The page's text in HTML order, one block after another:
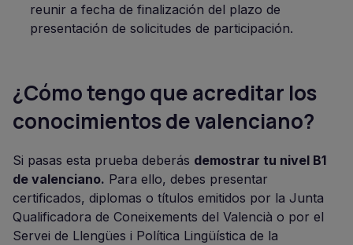
reunir a fecha de finalización del plazo de
presentación de solicitudes de participación.
¿Cómo tengo que acreditar los
conocimientos de valenciano?
Si pasas esta prueba deberás demostrar tu nivel B1
de valenciano. Para ello, debes presentar
certificados, diplomas o títulos emitidos por la Junta
Qualificadora de Coneixements del Valencià o por el
Servei de Llengües i Política Lingüística de la